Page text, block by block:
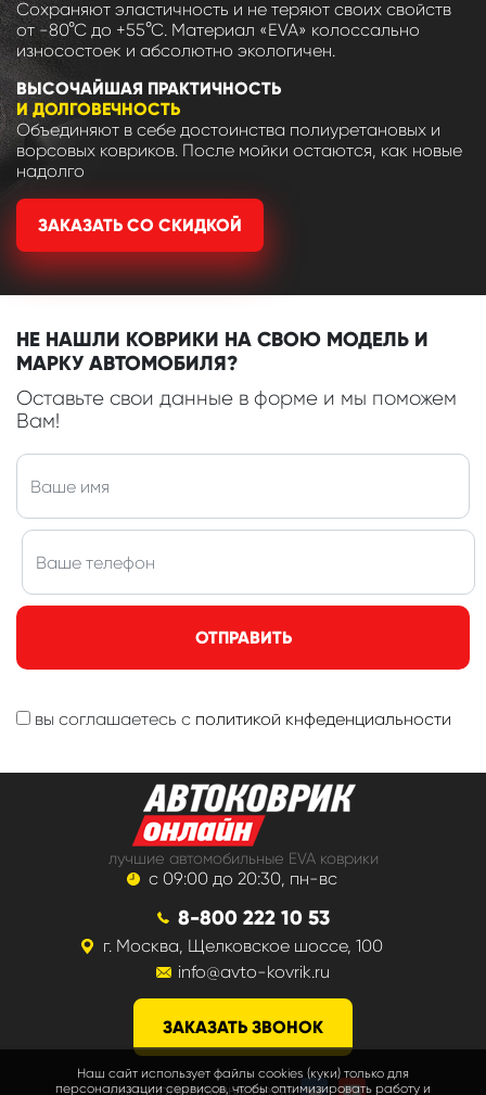
Сохраняют эластичность и не теряют своих свойств
от -80°С до +55°С. Материал «EVA» колоссально
износостоек и абсолютно экологичен.
ВЫСОЧАЙШАЯ ПРАКТИЧНОСТЬ
И ДОЛГОВЕЧНОСТЬ
Объединяют в себе достоинства полиуретановых и
ворсовых ковриков. После мойки остаются, как новые
надолго
ЗАКАЗАТЬ СО СКИДКОЙ
НЕ НАШЛИ КОВРИКИ НА СВОЮ МОДЕЛЬ И
МАРКУ АВТОМОБИЛЯ?
Оставьте свои данные в форме и мы поможем
Вам!
ОТПРАВИТЬ
вы соглашаетесь с политикой кнфеденциальности
лучшие автомобильные EVA коврики
с 09:00 до 20:30, пн-вс
8-800 222 10 53
г. Москва, Щелковское шоссе, 100
info@avto-kovrik.ru
ЗАКАЗАТЬ ЗВОНОК
мы в социальных сетях
Наш сайт использует файлы cookies (куки) только для
персонализации сервисов, чтобы оптимизировать работу и